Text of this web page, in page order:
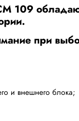
109
при
и внешнего блока;